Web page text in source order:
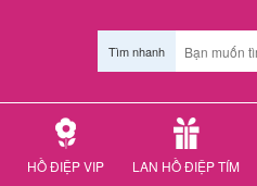
Tìm nhanh
HỒ ĐIỆP VIP LAN HỒ ĐIỆP TÍM